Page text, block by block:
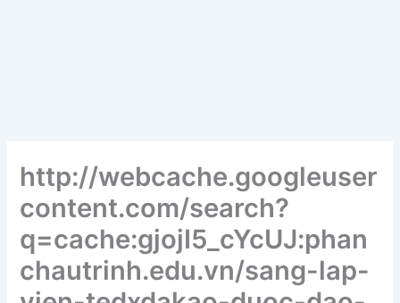
http://webcache.googleuser
content.com/search?
q=cache:gjojI5_cYcUJ:phan
chautrinh.edu.vn/sang-lap-